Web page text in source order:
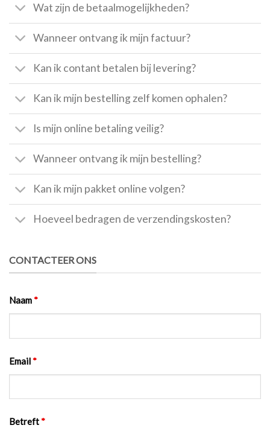
Wat zijn de betaalmogelijkheden?
Wanneer ontvang ik mijn factuur?
Kan ik contant betalen bij levering?
Kan ik mijn bestelling zelf komen ophalen?
Is mijn online betaling veilig?
Wanneer ontvang ik mijn bestelling?
Kan ik mijn pakket online volgen?
Hoeveel bedragen de verzendingskosten?
CONTACTEER ONS
Naam*
Email*
Betreft*